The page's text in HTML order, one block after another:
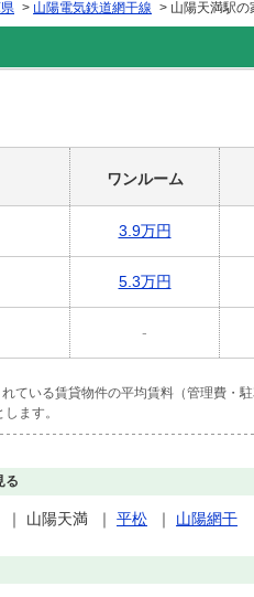
> 山陽電気鉄道網干線 > 山陽天満駅の
ワンルーム
3.9万円
5.3万円
-
ている賃貸物件の平均賃料（管理費・
ます。
る
｜ 山陽天満 ｜ 平松 ｜ 山陽網干